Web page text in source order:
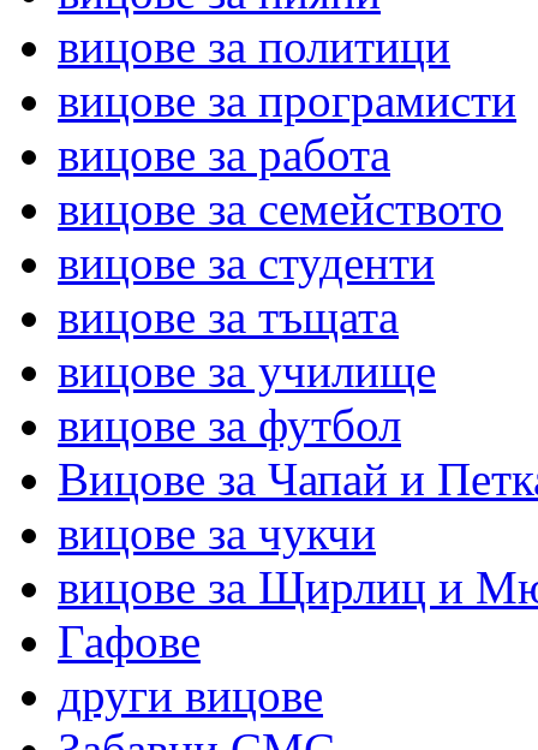
вицове за политици
вицове за програмисти
вицове за работа
вицове за семейството
вицове за студенти
вицове за тъщата
вицове за училище
вицове за футбол
Вицове за Чапай и
вицове за чукчи
вицове за Щирлиц и
Гафове
други вицове